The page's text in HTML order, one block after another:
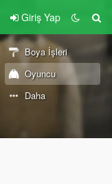
Giriş Yap
Boya İşleri
Oyuncu
Daha